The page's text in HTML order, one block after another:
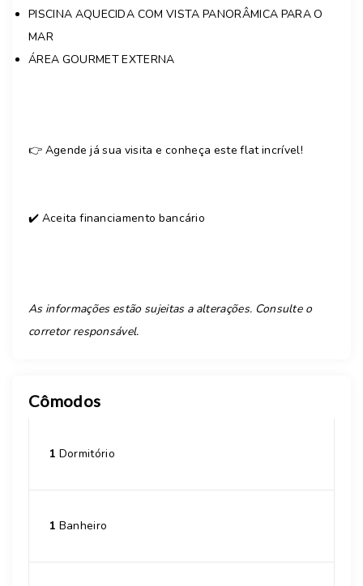
PISCINA AQUECIDA COM VISTA PANORÂMICA PARA O
MAR
ÁREA GOURMET EXTERNA
👉 Agende já sua visita e conheça este flat incrível!
✔️ Aceita financiamento bancário
As informações estão sujeitas a alterações. Consulte o
corretor responsável.
Cômodos
1 Dormitório
1 Banheiro